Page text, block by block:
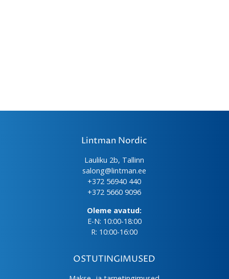
Lintman Nordic
Lauliku 2b, Tallinn
salong@lintman.ee
+372 56940 440
+372 5660 9096
Oleme avatud:
E-N: 10:00-18:00
R: 10:00-16:00
OSTUTINGIMUSED